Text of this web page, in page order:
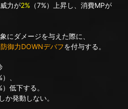
力が2% （7%）上昇し、消費MPが
ダメージを与えた際に、
防御力DOWNデバフを付与する。
）、
）低下する。
発動しない。